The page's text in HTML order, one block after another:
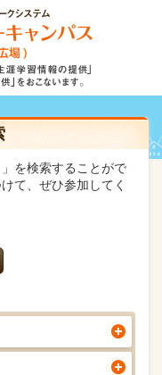
を検索することがで
て、ぜひ参加してく